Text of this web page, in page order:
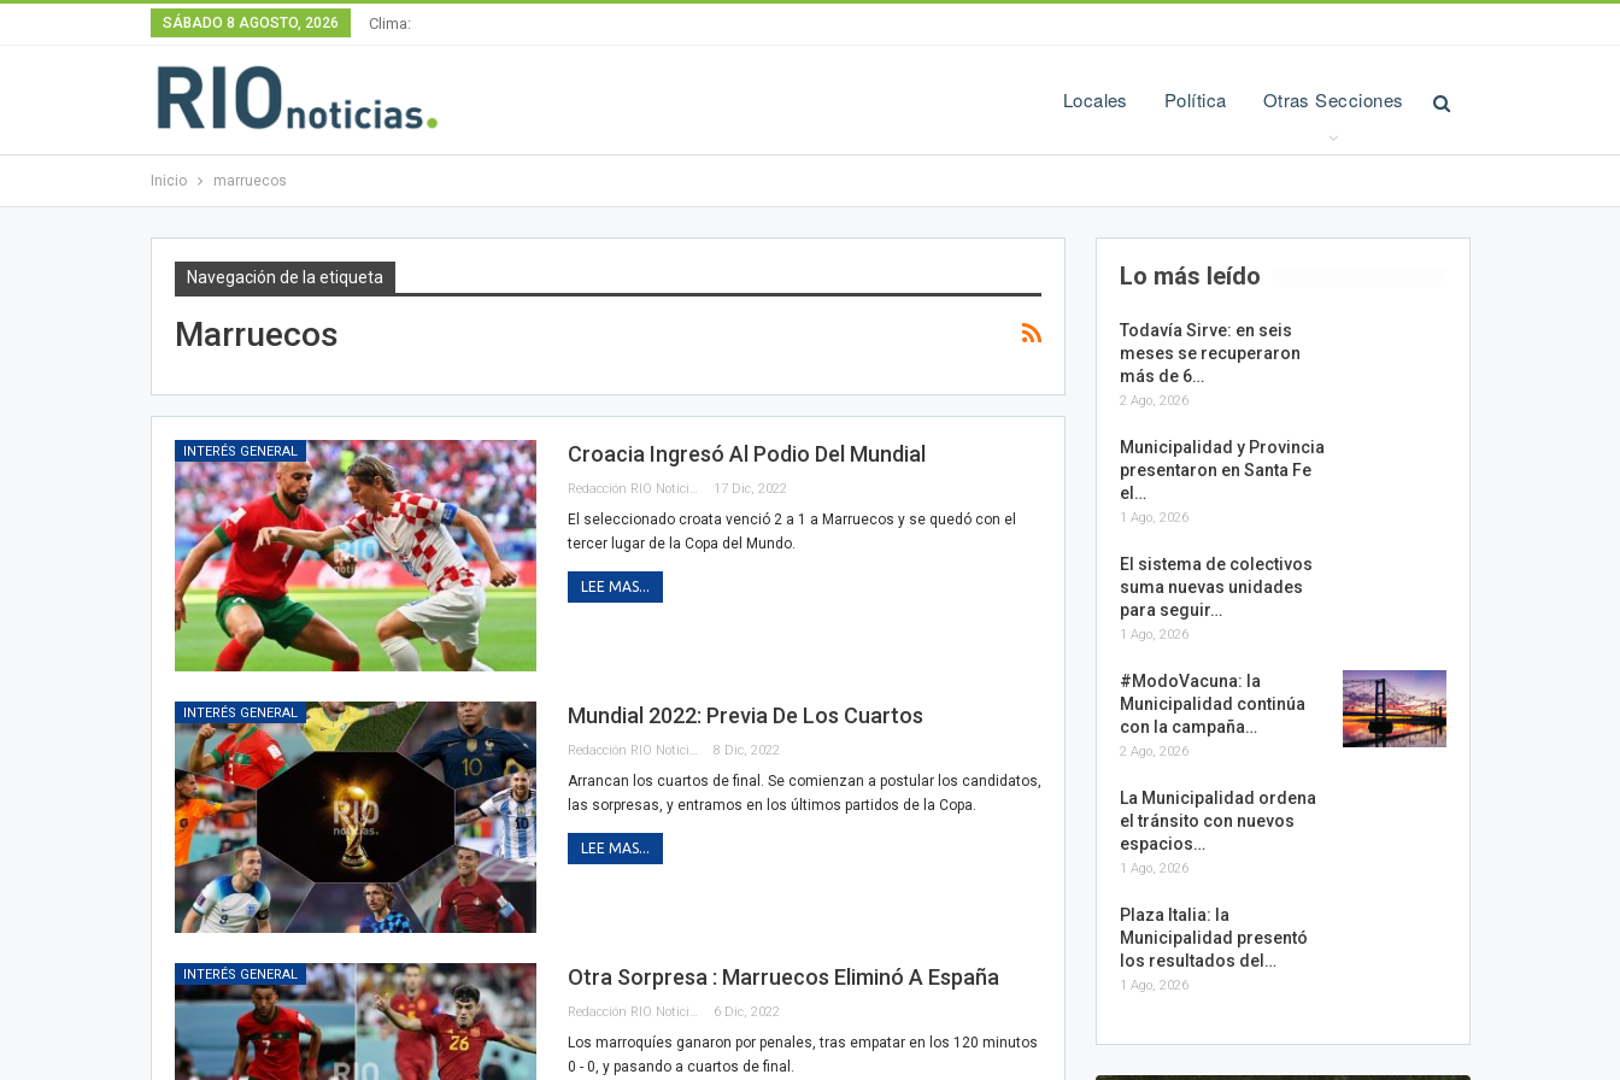
SÁBADO 8 AGOSTO, 2026 Clima:
Locales Política Otras Secciones
Inicio marruecos
Navegación de la etiqueta
Marruecos
INTERÉS GENERAL Croacia Ingresó Al Podio Del Mundial
Redacción RIO Noticias 17 Dic, 2022
El seleccionado croata venció 2 a 1 a Marruecos y se quedó con el
tercer lugar de la Copa del Mundo.
LEE MAS...
INTERÉS GENERAL Mundial 2022: Previa De Los Cuartos
Redacción RIO Noticias 8 Dic, 2022
Arrancan los cuartos de final. Se comienzan a postular los candidatos,
las sorpresas, y entramos en los últimos partidos de la Copa.
LEE MAS...
INTERÉS GENERAL Otra Sorpresa : Marruecos Eliminó A España
Redacción RIO Noticias 6 Dic, 2022
Los marroquíes ganaron por penales, tras empatar en los 120 minutos
0 - 0, y pasando a cuartos de final.
Lo más leído
Todavía Sirve: en seis
meses se recuperaron
más de 6…
2 Ago, 2026
Municipalidad y Provincia
presentaron en Santa Fe
el…
1 Ago, 2026
El sistema de colectivos
suma nuevas unidades
para seguir…
1 Ago, 2026
#ModoVacuna: la
Municipalidad continúa
con la campaña…
2 Ago, 2026
La Municipalidad ordena
el tránsito con nuevos
espacios…
1 Ago, 2026
Plaza Italia: la
Municipalidad presentó
los resultados del…
1 Ago, 2026